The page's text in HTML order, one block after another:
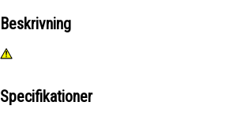
Beskrivning
Specifikationer